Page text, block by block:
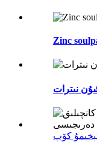
Zinc
نىترات
كۆپ